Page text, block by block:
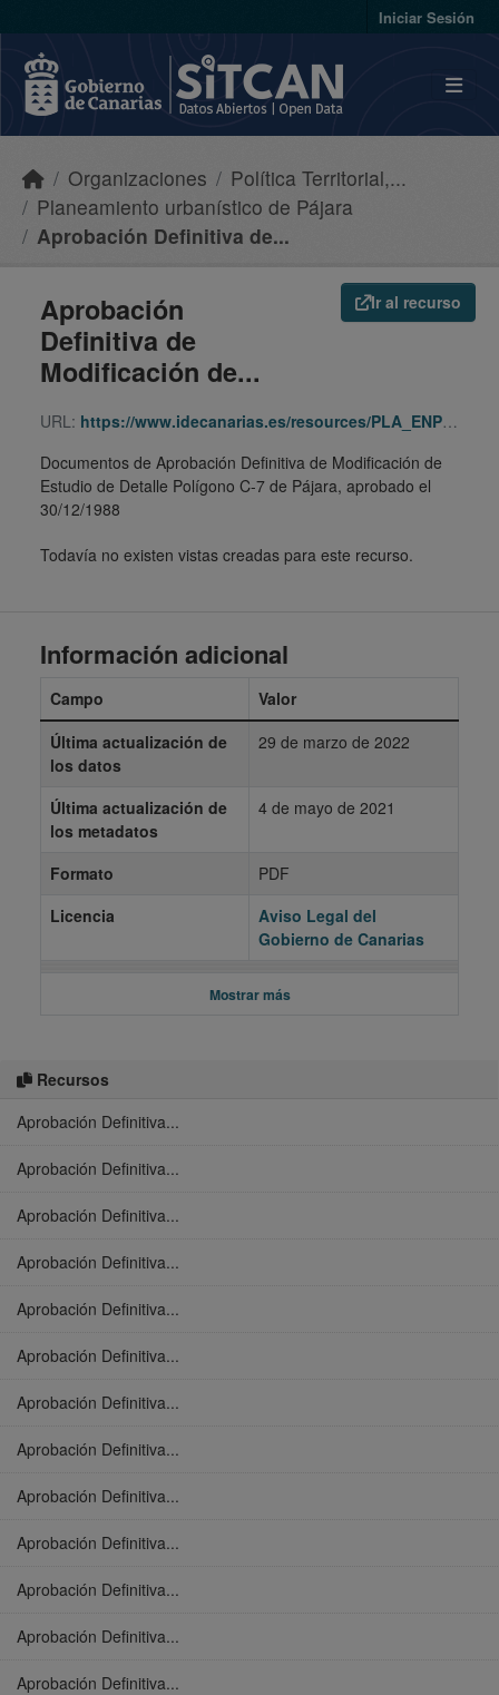
Iniciar Sesión
Organizaciones
Política Territorial,...
Planeamiento urbanístico de Pájara
Aprobación Definitiva de...
Ir al recurso
Aprobación
Definitiva de
Modificación de...
URL: https://www.idecanarias.es/resources/PLA_ENP_URB/URB_PLA/FV/Pajr/975/indice.html
Documentos de Aprobación Definitiva de Modificación de
Estudio de Detalle Polígono C-7 de Pájara, aprobado el
30/12/1988
Todavía no existen vistas creadas para este recurso.
Recursos
Aprobación Definitiva...
Aprobación Definitiva...
Aprobación Definitiva...
Aprobación Definitiva...
Aprobación Definitiva...
Aprobación Definitiva...
Aprobación Definitiva...
Aprobación Definitiva...
Aprobación Definitiva...
Aprobación Definitiva...
Aprobación Definitiva...
Aprobación Definitiva...
Aprobación Definitiva...
Información adicional
Campo
Valor
Última actualización de
los datos
29 de marzo de 2022
Última actualización de
los metadatos
4 de mayo de 2021
Formato
PDF
Licencia
Aviso Legal del
Gobierno de Canarias
Mostrar más